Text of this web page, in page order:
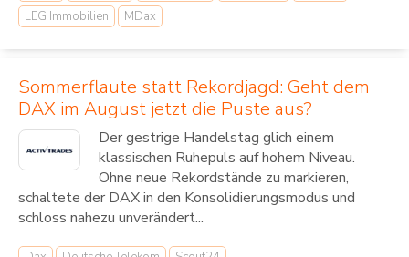
LEG Immobilien
MDax
Sommerflaute statt Rekordjagd: Geht dem
DAX im August jetzt die Puste aus?
Der gestrige Handelstag glich einem
klassischen Ruhepuls auf hohem Niveau.
Ohne neue Rekordstände zu markieren,
schaltete der DAX in den Konsolidierungsmodus und
schloss nahezu unverändert...